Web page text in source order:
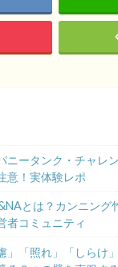
ニータンク・チャレ
意！実体験レポ
とは？カンニング
者コミュニティ
」「照れ」「しらけ